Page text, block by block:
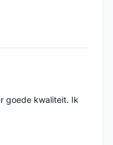
goede kwaliteit. Ik